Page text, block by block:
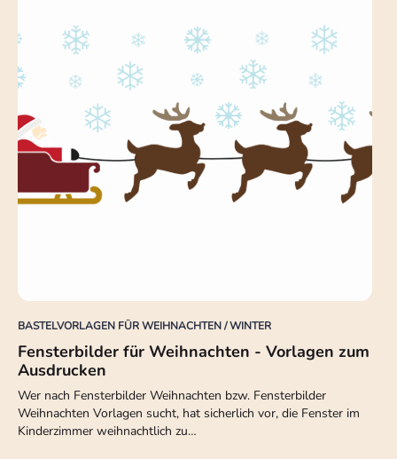
BASTELVORLAGEN FÜR WEIHNACHTEN / WINTER
Fensterbilder für Weihnachten - Vorlagen zum
Ausdrucken
Wer nach Fensterbilder Weihnachten bzw. Fensterbilder
Weihnachten Vorlagen sucht, hat sicherlich vor, die Fenster im
Kinderzimmer weihnachtlich zu…